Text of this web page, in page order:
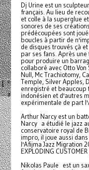
Dj Urine est un
français. Au lieu de
et colle à la superglue
sonores de ses
prédécoupées sont
boucles à partir de
de disques trouvés çà
par ses fans. Après
pour produire un
collaboré avec Otto Von
Null, Mc Trachiotomy,
Temple, Silver Apples,
enregistré et beaucoup
indonésien et d'autres
expérimentale de part
Arthur Narcy est un
Narcy a étudié le jazz
conservatoire royal de
impro, il joue aussi
l'Afijma Jazz Migration
EXPLODING
Nikolas Paule est un